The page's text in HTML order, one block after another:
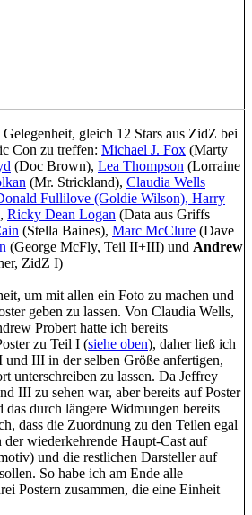
gleich 12 Stars aus ZidZ bei
Con zu treffen: Michael J. Fox (Marty
(Doc Brown), Lea Thompson (Lorraine
(Mr. Strickland), Claudia Wells
Fullilove (Goldie Wilson), Harry
Ricky Dean Logan (Data aus Griffs
(Stella Baines), Marc McClure (Dave
(George McFly, Teil II+III) und Andrew
ZidZ I)
um mit allen ein Foto zu machen und
geben zu lassen. Von Claudia Wells,
Probert hatte ich bereits
zu Teil I (siehe oben), daher ließ ich
und III in der selben Größe anfertigen,
unterschreiben zu lassen. Da Jeffrey
III zu sehen war, aber bereits auf Poster
das durch längere Widmungen bereits
dass die Zuordnung zu den Teilen egal
der wiederkehrende Haupt-Cast auf
und die restlichen Darsteller auf
So habe ich am Ende alle
Postern zusammen, die eine Einheit